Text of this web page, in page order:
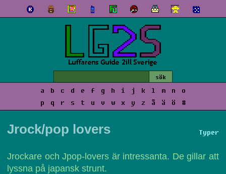
a b c d e f g h i j k l m n
o
p
q r s t u v w x y z å ä ö #
Typer
Jrock/pop lovers
Jrockare och Jpop-lovers är intressanta. De gillar att
lyssna på japansk strunt.